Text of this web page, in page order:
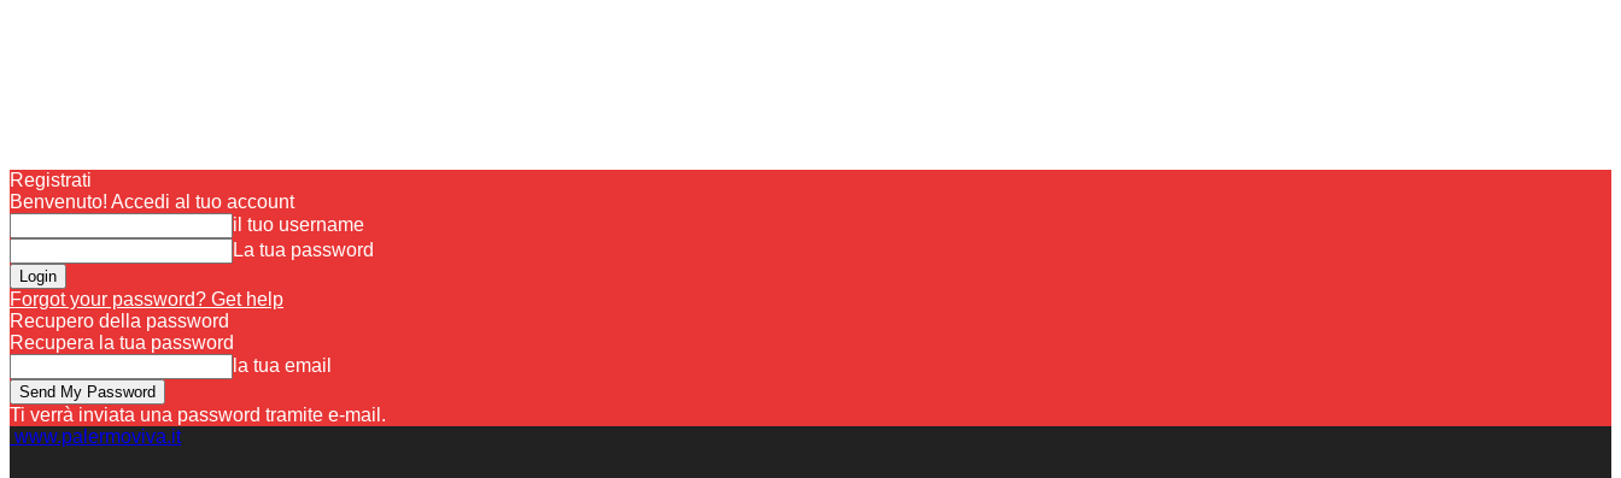
Registrati
Benvenuto! Accedi al tuo account
il tuo username
La tua password
Forgot your password? Get help
Recupero della password
Recupera la tua password
la tua email
Ti verrà inviata una password tramite e-mail.
www.palermoviva.it